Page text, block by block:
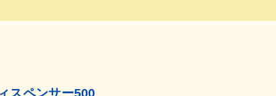
スペンサー500